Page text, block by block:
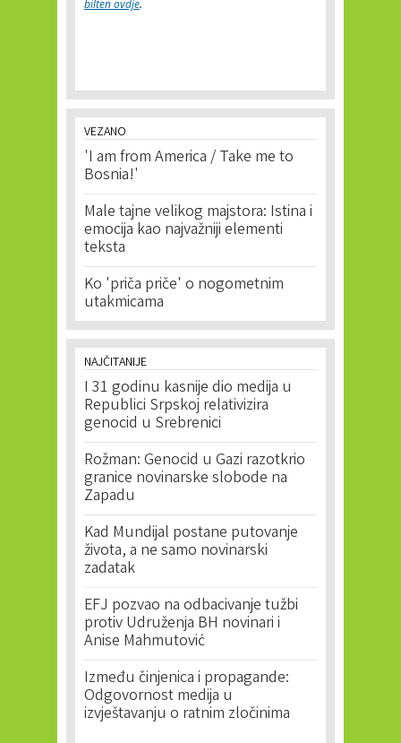
bilten ovdje.
VEZANO
'I am from America / Take me to
Bosnia!'
Male tajne velikog majstora: Istina i
emocija kao najvažniji elementi
teksta
Ko 'priča priče' o nogometnim
utakmicama
NAJČITANIJE
I 31 godinu kasnije dio medija u
Republici Srpskoj relativizira
genocid u Srebrenici
Rožman: Genocid u Gazi razotkrio
granice novinarske slobode na
Zapadu
Kad Mundijal postane putovanje
života, a ne samo novinarski
zadatak
EFJ pozvao na odbacivanje tužbi
protiv Udruženja BH novinari i
Anise Mahmutović
Između činjenica i propagande:
Odgovornost medija u
izvještavanju o ratnim zločinima